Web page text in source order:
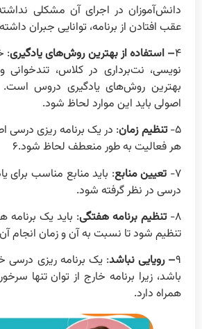
دانش‌آموزان در اجرای آن مشکلی
عقب افتادن از برنامه، توانایی جبران
۴– استفاده از بهترین روش‌های یادگیری:
نویسی، نت‌برداری در کلاس، تندخوانی
بهترین روش‌های یادگیری دروس است.
اصولی باید این موارد لحاظ شود.
۵- تنظیم زمان: در یک برنامه ریزی درسی
هر فعالیت به طور منعطف لحاظ شود.۶
۷- تعیین منابع: باید منابع مناسب برای
درسی در نظر گرفته شود.
۸- تنظیم برنامه هفتگی: باید یک
تنظیم شود تا نسبت به آن و زمان انجام آن
۹– رویایی نباشد: یک برنامه ریزی درسی
باشد، زیرا برنامه خارج از توان تنها
همراه دارد.